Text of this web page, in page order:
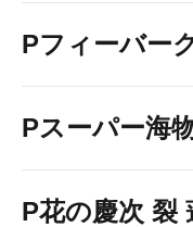
Pフィーバー
Pスーパー海
P花の慶次 裂